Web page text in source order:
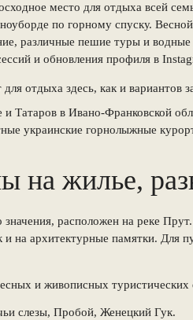
место для отдыха всей
по горному спуску.
различные пешие туры и
и обновления профиля в
отдыха здесь, как и вариантов
Татаров в Ивано-Франковской
украинские горнолыжные
на жилье,
расположен на реке
и на архитектурные памятки. Для
и живописных
слезы, Пробой, Женецкий Гук.